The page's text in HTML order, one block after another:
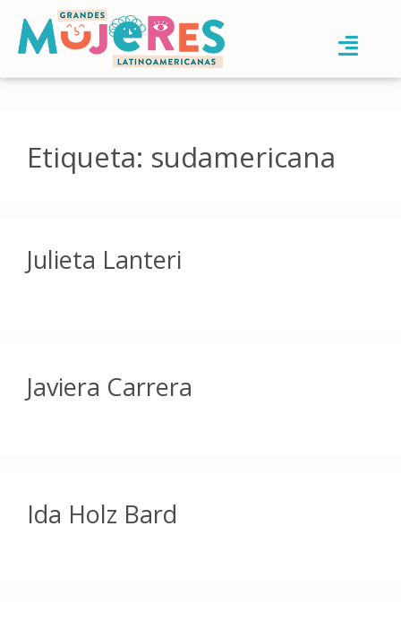
Etiqueta: sudamericana
Julieta Lanteri
Javiera Carrera
Ida Holz Bard